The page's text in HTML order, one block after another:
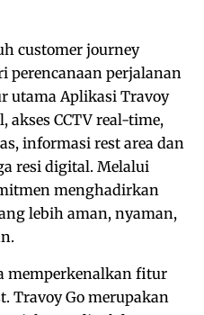
customer journey
perencanaan perjalanan
utama Aplikasi Travoy
CCTV real-time,
informasi rest area dan
resi digital. Melalui
menghadirkan
lebih aman, nyaman,
memperkenalkan fitur
Travoy Go merupakan